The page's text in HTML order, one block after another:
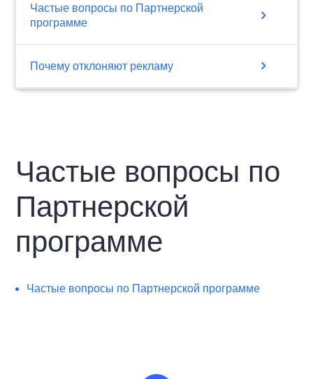
Частые вопросы по Партнерской
программе
chevron_right
Почему отклоняют рекламу chevron_right
Частые вопросы по
Партнерской
программе
Частые вопросы по Партнерской программе